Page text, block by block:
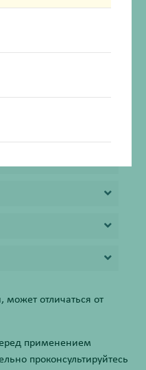
дозы
может отличаться от
применением
проконсультируйтесь